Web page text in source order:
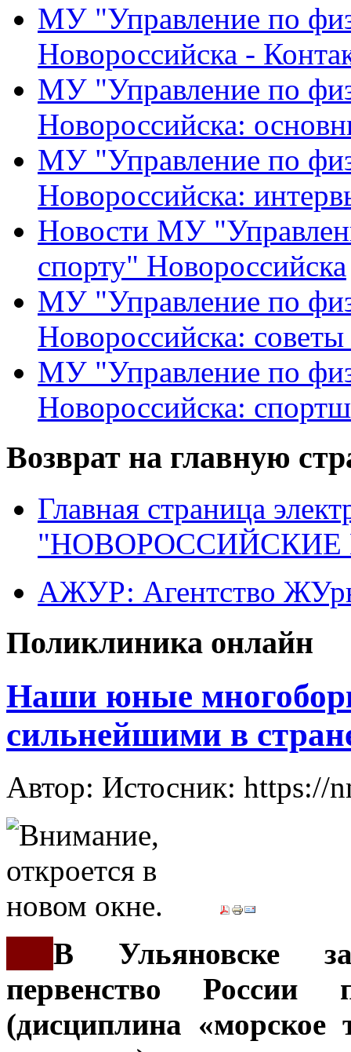
МУ "Управление по
Новороссийска -
МУ "Управление по
Новороссийска:
МУ "Управление по
Новороссийска:
Новости МУ
спорту" Новороссийска
МУ "Управление по
Новороссийска:
МУ "Управление по
Новороссийска:
Возврат на главную
Главная страница
"НОВОРОССИЙСКИЕ
АЖУР: Агентство
Поликлиника онлайн
Наши юные
сильнейшими в
Автор: Истосник: https://
В Ульяновске
первенство России
(дисциплина «морское